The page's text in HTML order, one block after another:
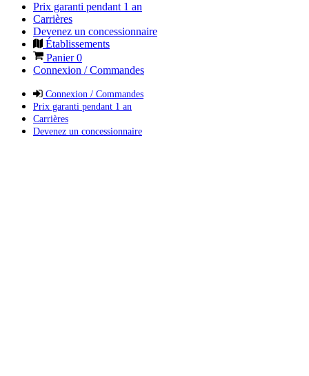
Prix garanti pendant 1 an
Carrières
Devenez un concessionnaire
Établissements
Panier0
Connexion / Commandes
Connexion / Commandes
Prix garanti pendant 1 an
Carrières
Devenez un concessionnaire